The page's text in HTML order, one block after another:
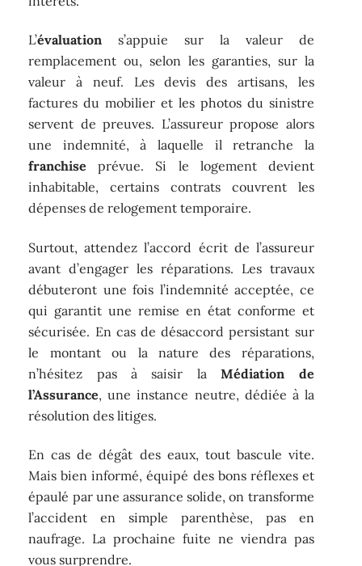
L’évaluation s’appuie sur la valeur de
remplacement ou, selon les garanties, sur la
valeur à neuf. Les devis des artisans, les
factures du mobilier et les photos du sinistre
servent de preuves. L’assureur propose alors
une indemnité, à laquelle il retranche la
franchise prévue. Si le logement devient
inhabitable, certains contrats couvrent les
dépenses de relogement temporaire.
Surtout, attendez l’accord écrit de l’assureur
avant d’engager les réparations. Les travaux
débuteront une fois l’indemnité acceptée, ce
qui garantit une remise en état conforme et
sécurisée. En cas de désaccord persistant sur
le montant ou la nature des réparations,
n’hésitez pas à saisir laMédiation de
l’Assurance, une instance neutre, dédiée à la
résolution des litiges.
En cas de dégât des eaux, tout bascule vite.
Mais bien informé, équipé des bons réflexes et
épaulé par une assurance solide, on transforme
l’accident en simple parenthèse, pas en
naufrage. La prochaine fuite ne viendra pas
vous surprendre.